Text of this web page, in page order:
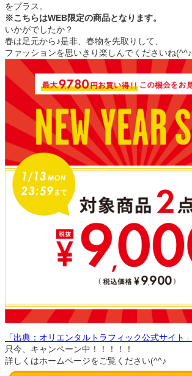
をプラス。
※こちらはWEB限定の商品となります。
いかがでしたか？
春は足元から♪是非、春物を先取りして、
ファッションを思いきり楽しんでくださいね(^^♪
「出典：オリエンタルトラフィック公式サイト」
只今、キャンペーン中！！！！！
詳しくはホームページをご覧ください(^^♪